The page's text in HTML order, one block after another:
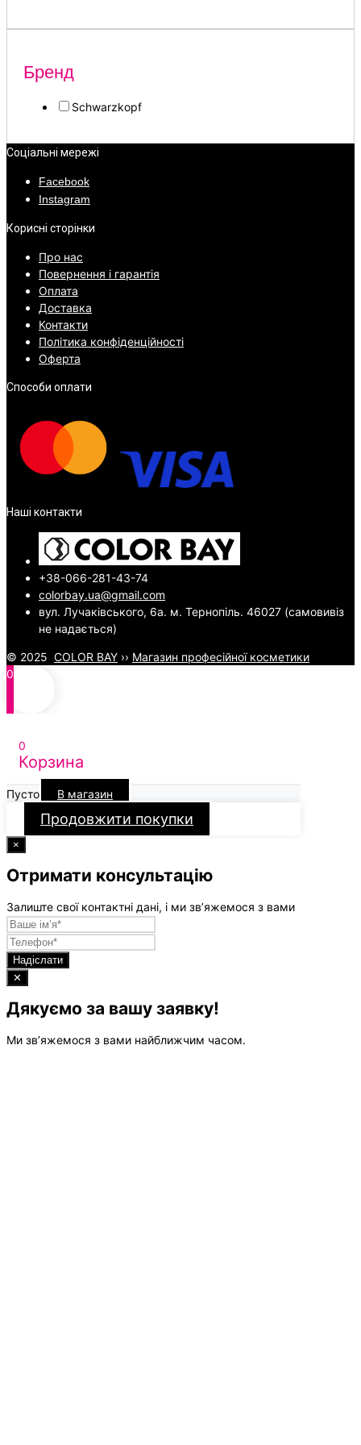
Бренд
Schwarzkopf
Соціальні мережі
Facebook
Instagram
Корисні сторінки
Про нас
Повернення і гарантія
Оплата
Доставка
Контакти
Політика конфіденційності
Оферта
Способи оплати
Наші контакти
+38-066-281-43-74
colorbay.ua@gmail.com
вул. Лучаківського, 6а. м. Тернопіль. 46027 (самовивіз
не надається)
© 2025 COLOR BAY ›› Магазин професійної косметики
0
0
Корзина
Пусто В магазин
Продовжити покупки
×
Отримати консультацію
Залиште свої контактні дані, і ми зв’яжемося з вами
Надіслати
✕
Дякуємо за вашу заявку!
Ми зв’яжемося з вами найближчим часом.